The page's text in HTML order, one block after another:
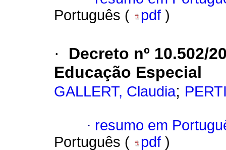
Português (
pdf )
·
Decreto nº 10.502/
Educação Especial
GALLERT, Claudia;
· resumo em
Português (
pdf )